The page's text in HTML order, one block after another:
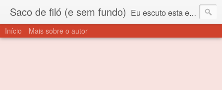
Saco de filó (e sem fundo) Eu escuto esta expressão "saco de filó" desde criança. Para quem não sabe, filó é um tecido todo furadinho e permite que um saco feito com ele, mesmo que muito exposto ao ar soprado para dentro, nunca vai se encher. Aí está o propósito deste nome... Para viver em sociedade tem que ter saco de filó.
Início Mais sobre o autor